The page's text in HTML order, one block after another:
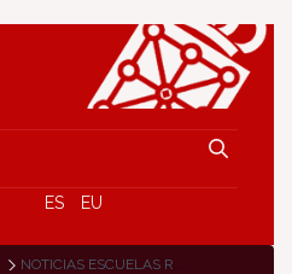
ES EU
NOTICIAS ESCUELAS RURALES